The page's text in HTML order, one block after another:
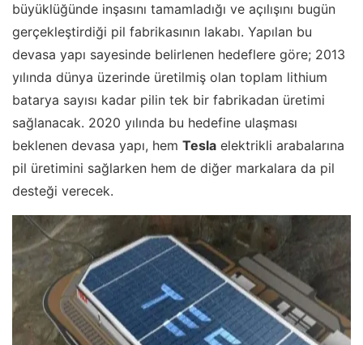
büyüklüğünde inşasını tamamladığı ve açılışını bugün
gerçekleştirdiği pil fabrikasının lakabı. Yapılan bu
devasa yapı sayesinde belirlenen hedeflere göre; 2013
yılında dünya üzerinde üretilmiş olan toplam lithium
batarya sayısı kadar pilin tek bir fabrikadan üretimi
sağlanacak. 2020 yılında bu hedefine ulaşması
beklenen devasa yapı, hem Tesla elektrikli arabalarına
pil üretimini sağlarken hem de diğer markalara da pil
desteği verecek.